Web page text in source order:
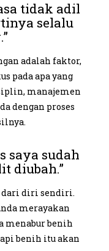
tidak adil
selalu
adalah faktor,
pada apa yang
manajemen
dengan proses
saya sudah
diubah.”
diri sendiri.
merayakan
menabur benih
benih itu akan